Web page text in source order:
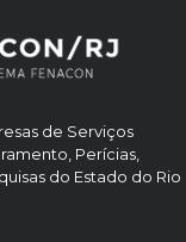
de Serviços
Perícias,
do Estado do Rio